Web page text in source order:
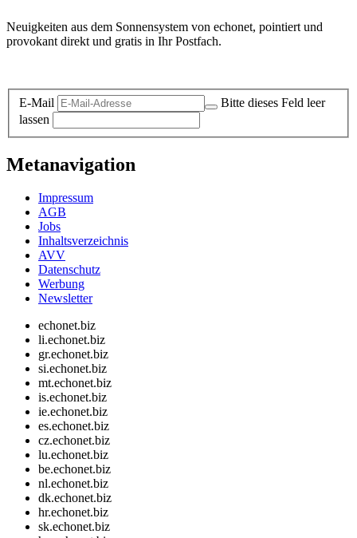
Neuigkeiten aus dem Sonnensystem von echonet, pointiert und
provokant direkt und gratis in Ihr Postfach.
E-Mail
Bitte dieses Feld leer
lassen
Metanavigation
Impressum
AGB
Jobs
Inhaltsverzeichnis
AVV
Datenschutz
Werbung
Newsletter
echonet.biz
li.echonet.biz
gr.echonet.biz
si.echonet.biz
mt.echonet.biz
is.echonet.biz
ie.echonet.biz
es.echonet.biz
cz.echonet.biz
lu.echonet.biz
be.echonet.biz
nl.echonet.biz
dk.echonet.biz
hr.echonet.biz
sk.echonet.biz